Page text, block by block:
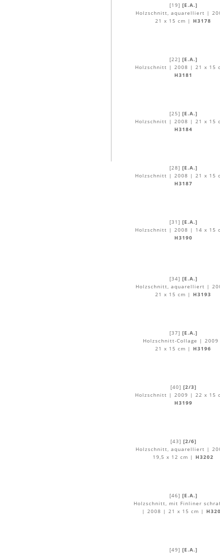
[19] [E.A.]
Holzschnitt, aquarelliert |
21 x 15 cm |
H3178
[22] [E.A.]
Holzschnitt | 2008 | 21 x 15
H3181
[25] [E.A.]
Holzschnitt | 2008 | 21 x 15
H3184
[28] [E.A.]
Holzschnitt | 2008 | 21 x 15
H3187
[31] [E.A.]
Holzschnitt | 2008 | 14 x 15
H3190
[34] [E.A.]
Holzschnitt, aquarelliert |
21 x 15 cm |
H3193
[37] [E.A.]
Holzschnitt-Collage |
21 x 15 cm |
H3196
[40] [2/3]
Holzschnitt | 2009 | 22 x 15
H3199
[43] [2/6]
Holzschnitt, aquarelliert |
19,5 x 12 cm |
H3202
[46] [E.A.]
Holzschnitt, mit Finliner
| 2008 | 21 x 15 cm |
[49] [E.A.]